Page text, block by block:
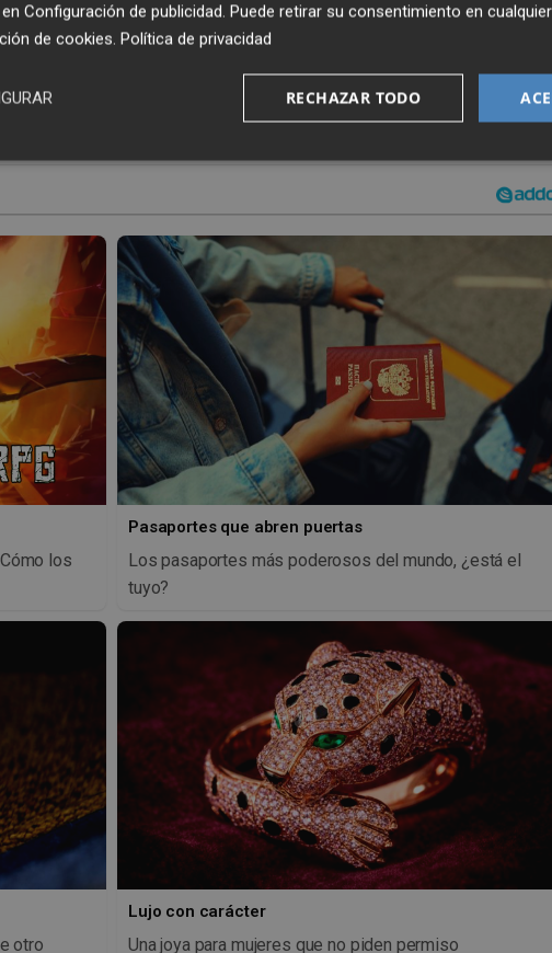
. En octubre doy el salto al primer equipo y el trabajo ha
los
Pasaportes que abren puertas
Los pasaportes más poderosos del mundo, ¿está el
tuyo?
otro
Lujo con carácter
Una joya para mujeres que no piden permiso
Configuración de publicidad. Puede retirar su consentimiento en
de cookies. Política de privacidad
RECHAZAR TODO